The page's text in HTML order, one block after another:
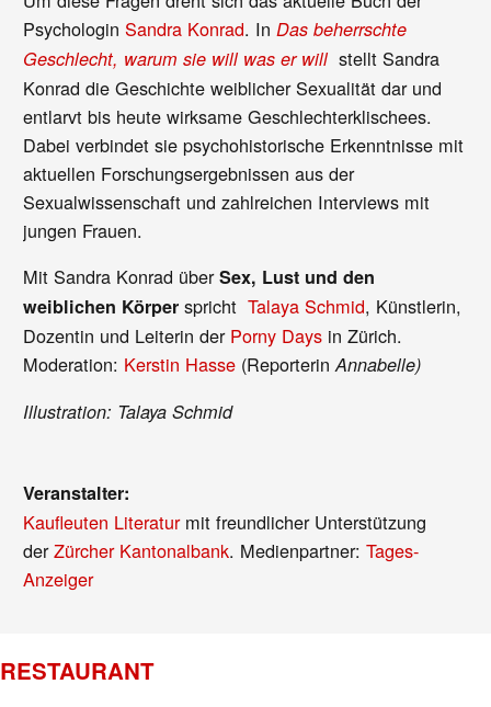
PsychologinSandra Konrad. InDas beherrschte
Geschlecht, warum sie will was er will stellt Sandra
Konrad die Geschichte weiblicher Sexualität dar und
entlarvt bis heute wirksame Geschlechterklischees.
Dabei verbindet sie psychohistorische Erkenntnisse mit
aktuellen Forschungsergebnissen aus der
Sexualwissenschaft und zahlreichen Interviews mit
jungen Frauen.
Mit Sandra Konrad überSex, Lust und den
weiblichen KörpersprichtTalaya Schmid, Künstlerin,
Dozentin und Leiterin der Porny Days in Zürich.
Moderation: Kerstin Hasse (ReporterinAnnabelle)
Illustration: Talaya Schmid
Veranstalter:
Kaufleuten Literaturmit freundlicher Unterstützung
derZürcher Kantonalbank. Medienpartner:Tages-
Anzeiger
RESTAURANT